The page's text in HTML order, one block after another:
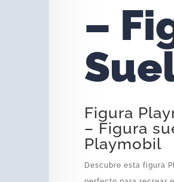
–
Figura
– Figura
Playmobil
Descubre esta figura